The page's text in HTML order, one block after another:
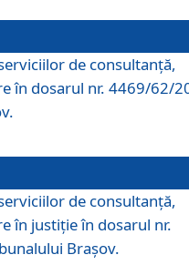
de consultanţă,
în dosarul nr. 4469/62/
de consultanţă,
în justiţie în dosarul nr.
Braşov.